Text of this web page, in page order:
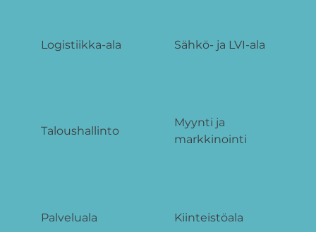
Logistiikka-ala Sähkö- ja LVI-ala
Taloushallinto
Myynti ja
markkinointi
Palveluala Kiinteistöala